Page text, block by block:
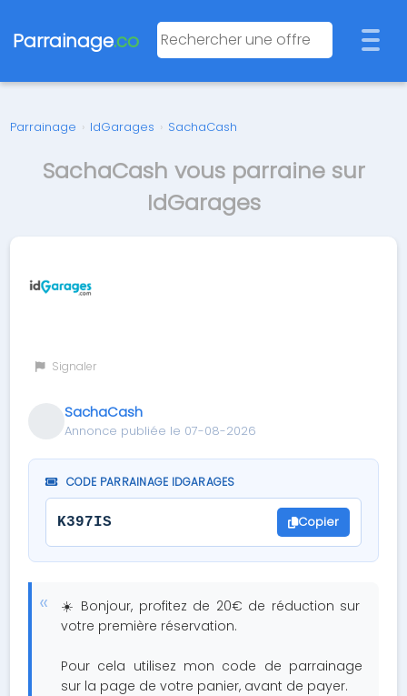
Parrainage.co
Parrainage › IdGarages › SachaCash
SachaCash vous parraine sur
IdGarages
Signaler
SachaCash
Annonce publiée le 07-08-2026
CODE PARRAINAGE IDGARAGES
K397IS Copier
☀️ Bonjour, profitez de 20€ de réduction sur
votre première réservation.
Pour cela utilisez mon code de parrainage
sur la page de votre panier, avant de payer.